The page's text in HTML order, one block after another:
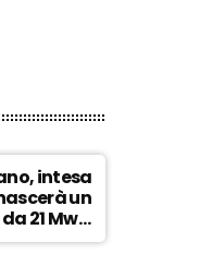
intesa
un
21 Mw –